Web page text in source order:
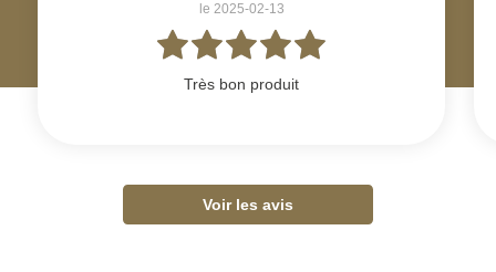
le 2025-02-13
Très bon produit
Voir les avis